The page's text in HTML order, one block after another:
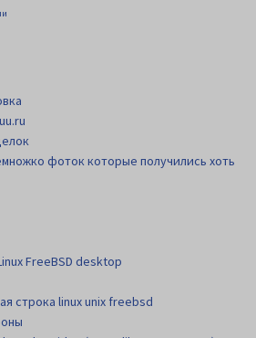
фоток которые получились хоть
FreeBSD desktop
строка linux unix freebsd